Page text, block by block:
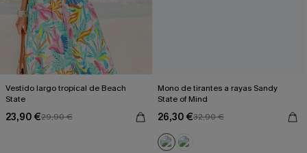
Vestido largo tropical de Beach
State
23,90 €29,90 €
Mono de tirantes a rayas Sandy
State of Mind
26,30 €32,90 €